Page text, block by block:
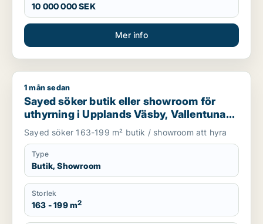
10 000 000 SEK
Mer info
Sayed söker butik eller showroom för uthyrning i Upplands
1 mån sedan
Sayed söker butik eller showroom för
uthyrning i Upplands Väsby, Vallentuna
eller Upplands-Bro m.fl.
Sayed söker 163-199 m² butik / showroom att hyra
Type
Butik, Showroom
Storlek
163 - 199 m2